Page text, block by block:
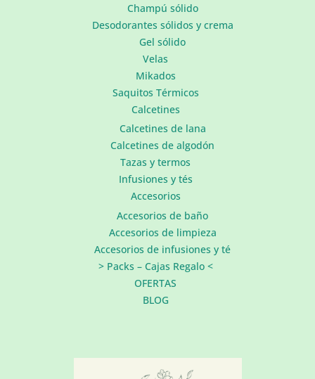
Champú sólido
Desodorantes sólidos y crema
Gel sólido
Velas
Mikados
Saquitos Térmicos
Calcetines
Calcetines de lana
Calcetines de algodón
Tazas y termos
Infusiones y tés
Accesorios
Accesorios de baño
Accesorios de limpieza
Accesorios de infusiones y té
> Packs – Cajas Regalo <
OFERTAS
BLOG